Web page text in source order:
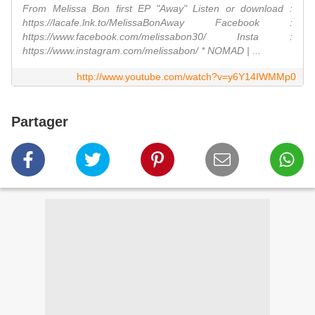
From Melissa Bon first EP "Away" Listen or download :
https://lacafe.lnk.to/MelissaBonAway Facebook :
https://www.facebook.com/melissabon30/ Insta :
https://www.instagram.com/melissabon/ * NOMAD | ...
http://www.youtube.com/watch?v=y6Y14IWMMp0
Partager